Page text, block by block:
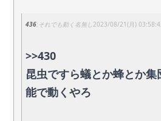
436 それでも動く名無し2023/08/21(月)
>>430
昆虫ですら蟻とか蜂とか
能で動くやろ